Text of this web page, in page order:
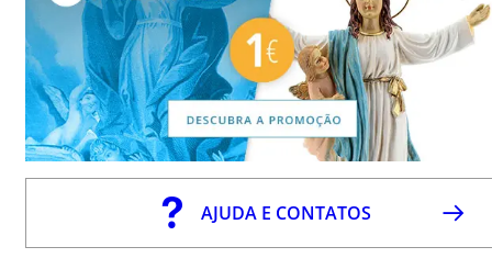
AJUDA E CONTATOS